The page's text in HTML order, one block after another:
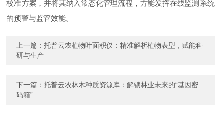
校准方案，并将其纳入常态化管理流程，方能发挥在线监测系统
的预警与监管效能。
上一篇：托普云农植物叶面积仪：精准解析植物表型，赋能科
研与生产
下一篇：托普云农林木种质资源库：解锁林业未来的“基因密
码箱”